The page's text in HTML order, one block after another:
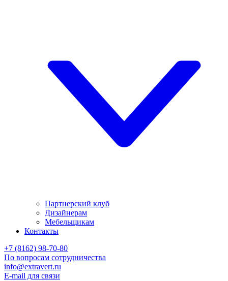
Партнерский клуб
Дизайнерам
Мебельщикам
Контакты
+7 (8162) 98-70-80
По вопросам сотрудничества
info@extravert.ru
E-mail для связи